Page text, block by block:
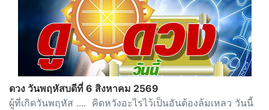
ดวง วันพฤหัสบดีที่ 6 สิงหาคม 2569
ผู้ที่เกิดวันพฤหัส .... คิดหวังอะไรไว้เป็นอันต้องล้มเหลว วันนี้